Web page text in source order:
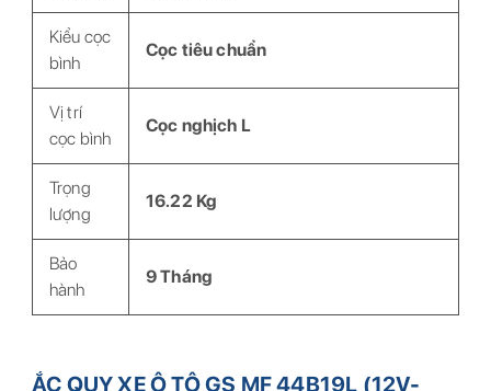
Kiểu cọc
bình
Cọc tiêu chuẩn
Vị trí
cọc bình
Cọc nghịch L
Trọng
lượng
16.22 Kg
Bảo
hành
9 Tháng
ẮC QUY XE Ô TÔ GS MF 44B19L (12V-